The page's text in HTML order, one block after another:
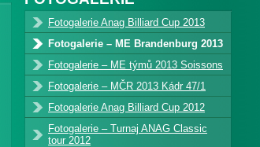
Fotogalerie Anag Billiard Cup 2013
Fotogalerie – ME Brandenburg 2013
Fotogalerie – ME týmů 2013 Soissons
Fotogalerie – MČR 2013 Kádr 47/1
Fotogalerie Anag Billiard Cup 2012
Fotogalerie – Turnaj ANAG Classic
tour 2012